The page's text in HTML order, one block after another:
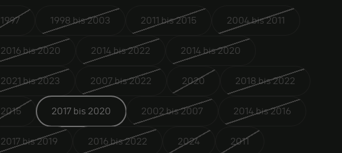
1997 1998 bis 2003 2011 bis 2015 2004 bis 2011
2016 bis 2020 2014 bis 2022 2014 bis 2020
2021 bis 2023 2007 bis 2022 2020 2018 bis 2022
2015 2017 bis 2020 2002 bis 2007 2014 bis 2016
2017 bis 2019 2016 bis 2022 2024 2011